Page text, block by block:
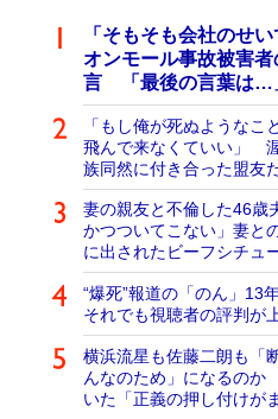
「そもそも会社のせ
オンモール事故被害
言 「最後の言葉は…
「もし俺が死ぬようなこ
飛んで来なくていい」
族同然に付き合った盟友
妻の親友と不倫した46
かつついてこない」妻と
に出されたビーフシチュ
“爆死”報道の「のん」13
それでも視聴者の評判が
横浜流星も佐藤二朗も「
んなのため」になるの
いた「正義の押し付けが